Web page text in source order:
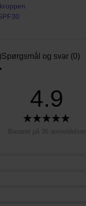
Spørgsmål og svar (0)
4.9
Baseret på 36 anmeldelser